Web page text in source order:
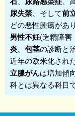
尿失禁 、そして前
どの悪性腫瘍があ
男性不妊(造精障害
炎
包茎の診断と
近年の欧米化され
立腺がんは増加傾
科とは異なる科目で